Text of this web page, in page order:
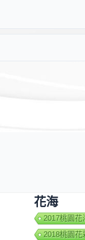
花海
2017桃園花
2018桃園花